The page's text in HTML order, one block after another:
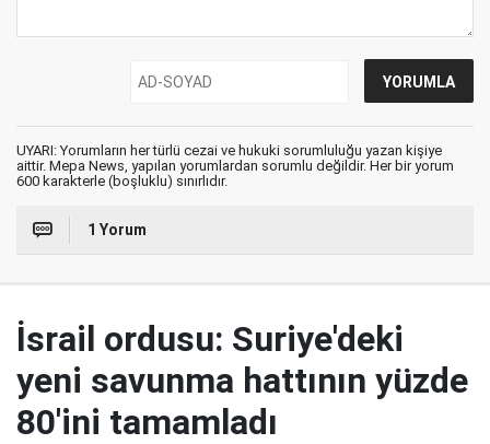
UYARI: Yorumların her türlü cezai ve hukuki sorumluluğu yazan kişiye
aittir. Mepa News, yapılan yorumlardan sorumlu değildir. Her bir yorum
600 karakterle (boşluklu) sınırlıdır.
1 Yorum
İsrail ordusu: Suriye'deki
yeni savunma hattının yüzde
80'ini tamamladı